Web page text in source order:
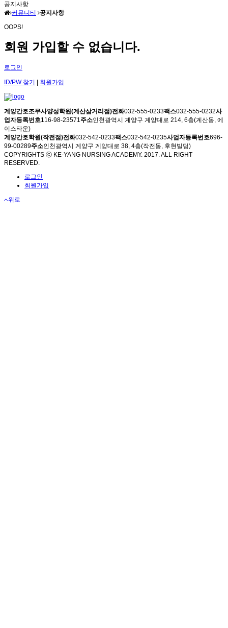
공지사항
커뮤니티
공지사항
OOPS!
회원 가입할 수 없습니다.
로그인
ID/PW 찾기 회원가입
계양간호조무사양성학원(계산삼거리점)전화032-555-0233팩스032-555-0232사
업자등록번호116-98-23571주소인천광역시 계양구 계양대로 214, 6층(계산동, 에
이스타운)
계양간호학원(작전점)전화032-542-0233팩스032-542-0235사업자등록번호696-
99-00289주소인천광역시 계양구 계양대로 38, 4층(작전동, 후현빌딩)
COPYRIGHTS ⓒ KE-YANG NURSING ACADEMY. 2017. ALL RIGHT
RESERVED.
로그인
회원가입
위로